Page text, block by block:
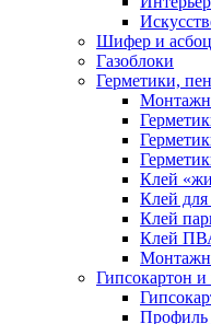
Шифер и
Газоблоки
Герметики,
Клей
Клей для
Клей
Клей
Гипсокартон
Профиль